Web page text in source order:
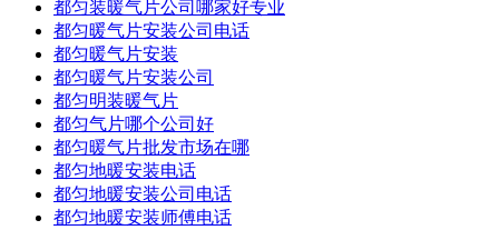
都匀装暖气片公司哪家好专业
都匀暖气片安装公司电话
都匀暖气片安装
都匀暖气片安装公司
都匀明装暖气片
都匀气片哪个公司好
都匀暖气片批发市场在哪
都匀地暖安装电话
都匀地暖安装公司电话
都匀地暖安装师傅电话